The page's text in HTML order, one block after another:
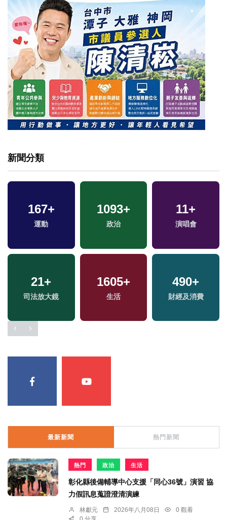
新聞分類
167+
運動
1093+
政治
11+
演唱會
21+
司法放大鏡
1605+
生活
490+
財經及消費
最新新聞 熱門新聞
熱門 政治 生活
彰化縣後備輔導中心支援「同心36號」演習 協
力假訊息蒐證澄清演練
林獻元 2026年八月08日
0 觀看